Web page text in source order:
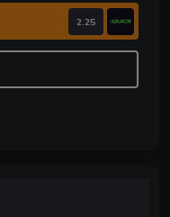
2.25